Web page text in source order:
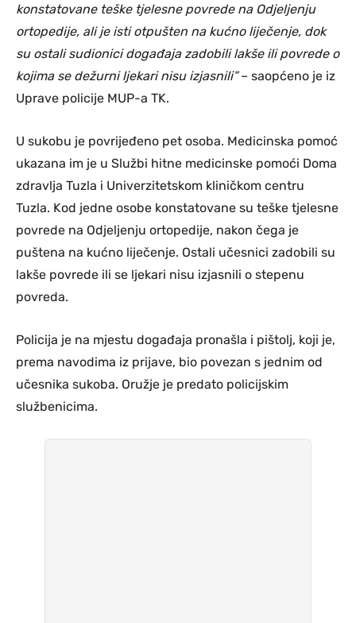
konstatovane teške tjelesne povrede na Odjeljenju
ortopedije, ali je isti otpušten na kućno liječenje, dok
su ostali sudionici događaja zadobili lakše ili povrede o
kojima se dežurni ljekari nisu izjasnili”– saopćeno je iz
Uprave policije MUP-a TK.
U sukobu je povrijeđeno pet osoba. Medicinska pomoć
ukazana im je u Službi hitne medicinske pomoći Doma
zdravlja Tuzla i Univerzitetskom kliničkom centru
Tuzla. Kod jedne osobe konstatovane su teške tjelesne
povrede na Odjeljenju ortopedije, nakon čega je
puštena na kućno liječenje. Ostali učesnici zadobili su
lakše povrede ili se ljekari nisu izjasnili o stepenu
povreda.
Policija je na mjestu događaja pronašla i pištolj, koji je,
prema navodima iz prijave, bio povezan s jednim od
učesnika sukoba. Oružje je predato policijskim
službenicima.